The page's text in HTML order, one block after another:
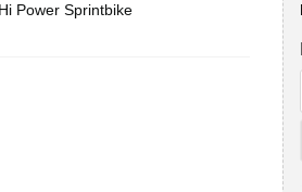
Power Sprintbike